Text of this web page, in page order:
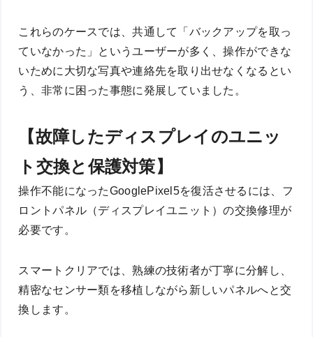
これらのケースでは、共通して「バックアップを取っ
ていなかった」というユーザーが多く、操作ができな
いために大切な写真や連絡先を取り出せなくなるとい
う、非常に困った事態に発展していました。
【故障したディスプレイのユニッ
ト交換と保護対策】
操作不能になったGooglePixel5を復活させるには、フ
ロントパネル（ディスプレイユニット）の交換修理が
必要です。
スマートクリアでは、熟練の技術者が丁寧に分解し、
精密なセンサー類を移植しながら新しいパネルへと交
換します。